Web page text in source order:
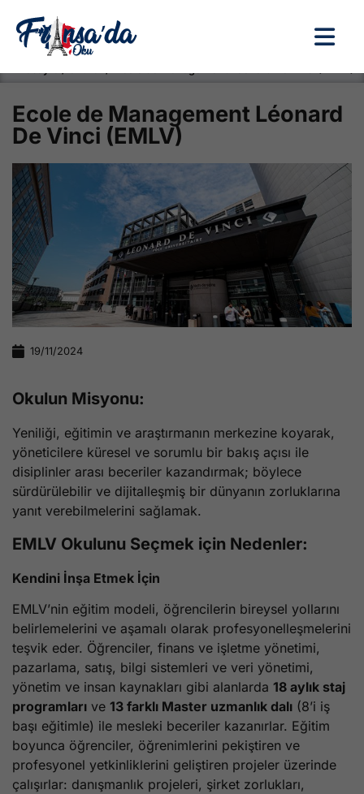
Ecole de Management Léonard
De Vinci (EMLV)
19/11/2024
Okulun Misyonu:
Yeniliği, eğitimin ve araştırmanın merkezine koyarak,
yöneticilere küresel ve sorumlu bir bakış açısı ile
disiplinler arası beceriler kazandırmak; böylece
sürdürülebilir ve dijitalleşmiş bir dünyanın zorluklarına
yanıt verebilmelerini sağlamak.
EMLV Okulunu Seçmek için Nedenler:
Kendini İnşa Etmek İçin
EMLV’nin eğitim modeli, öğrencilerin bireysel yollarını
belirlemelerini ve aşamalı olarak profesyonelleşmelerini
teşvik eder. Öğrenciler, finans ve işletme yönetimi,
pazarlama, satış, bilgi sistemleri ve veri yönetimi,
yönetim ve insan kaynakları gibi alanlarda 18 aylık staj
programları ve 13 farklı Master uzmanlık dalı (8’i iş
başı eğitimle) ile mesleki beceriler kazanırlar. Eğitim
boyunca öğrenciler, öğrenimlerini pekiştiren ve
profesyonel yetkinliklerini geliştiren projeler üzerinde
çalışırlar: danışmanlık projeleri, şirket zorlukları,